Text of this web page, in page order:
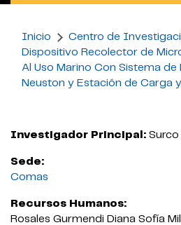
Inicio
Centro de
Dispositivo Recolector de
Al Uso Marino Con Sistema de
Neuston y Estación de Carga
Investigador Principal: Surco
Sede:
Comas
Recursos Humanos:
Rosales Gurmendi Diana Sofía